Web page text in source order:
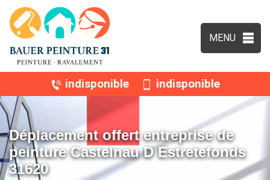
MENU
indisponible indisponible
Déplacement offert entreprise de
peinture Castelnau D Estretefonds
31620